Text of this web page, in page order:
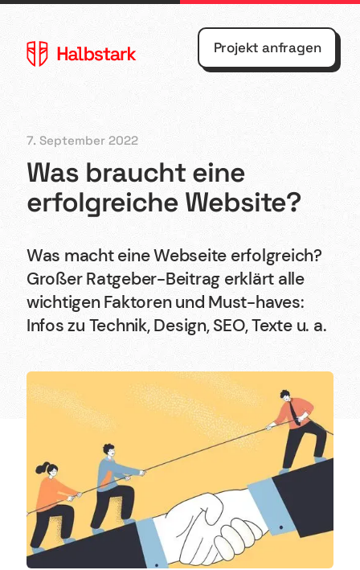
Agentur
Kontakt
Blog
Webflow
Webdesign
Shopify
UX/UI
Design
English
Deutsch
Newsletter
Wir sind Halbstark, die Agentur für Webdesign,
Shopify und Webflow.
©2017-2026 · Made with Love in Stuttgart
Projekt anfragen
7. September 2022
Was braucht eine
erfolgreiche Website?
Was macht eine Webseite erfolgreich?
Großer Ratgeber-Beitrag erklärt alle
wichtigen Faktoren und Must-haves:
Infos zu Technik, Design, SEO, Texte u. a.